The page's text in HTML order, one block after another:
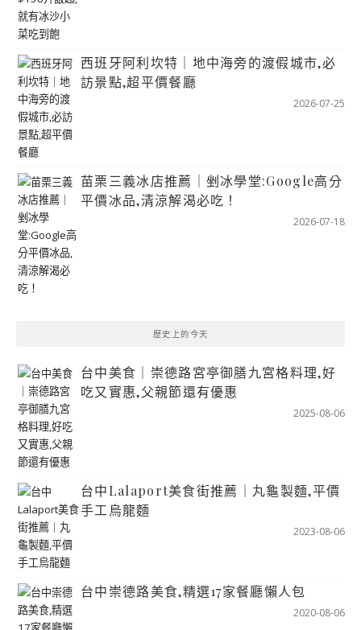
西班牙阿利坎特｜地中海旁的渡假城市,必
訪景點,超平價餐廳
2026-07-25
苗栗三義冰店推薦｜剉冰學堂:Google高分
平價冰品,清涼解渴必吃！
2026-07-18
歷史上的今天
台中美食｜崇德路宮亭御膳九宮格料理,好
吃又實惠,父親節還有優惠
2025-08-06
台中Lalaport美食街推薦｜丸龜製麵,平價
手工烏龍麵
2023-08-06
台中崇德路美食,精選17家餐廳懶人包
2020-08-06